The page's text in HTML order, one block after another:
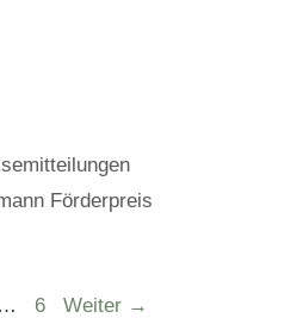
Förderpreis
… Seite
6 Weiter →